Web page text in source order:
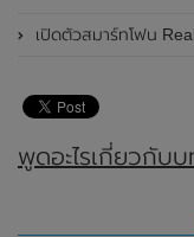
เปิดตัวสมาร์ทโฟน Realme
พูดอะไรเกี่ยวกับ